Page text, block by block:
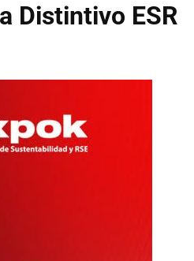
Distintivo ESR